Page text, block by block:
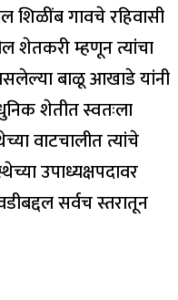
गावचे रहिवासी
शेतकरी म्हणून त्यांचा
बाळू आखाडे यांनी
शेतीत स्वतःला
वाटचालीत त्यांचे
उपाध्यक्षपदावर
सर्वच स्तरातून